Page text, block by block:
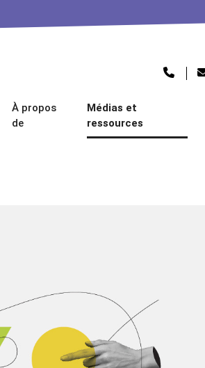
À propos
de
Médias et
ressources